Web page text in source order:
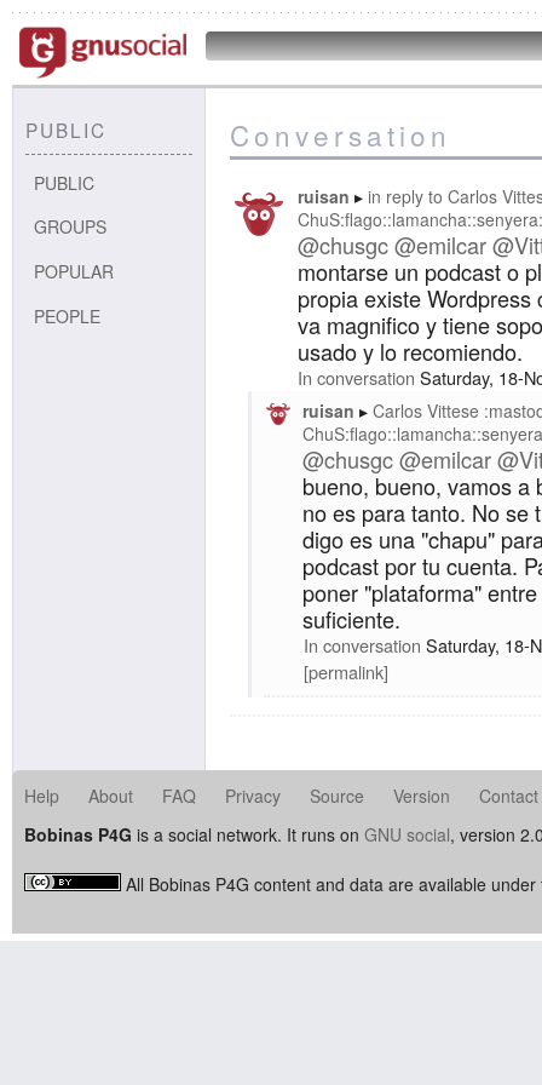
PUBLIC
PUBLIC
GROUPS
POPULAR
PEOPLE
Conversation
ruisan in reply to Carlos
ChuS:flago::lamancha::senyera:
@chusgc@emilcar
montarse un podcast o
propia existe
va magnifico y tiene
usado y lo recomiendo.
In conversation Saturday, 18-
ruisan
Carlos Vittese
@chusgc@emilcar
bueno, bueno, vamos a
no es para tanto. No se
digo es una "chapu"
podcast por tu cuenta.
poner "plataforma"
suficiente.
In conversation Saturday, 18-
permalink
Help About FAQ Privacy Source Version
Contact
Bobinas P4G is a social network. It runs on GNU social, version
All Bobinas P4G content and data are available